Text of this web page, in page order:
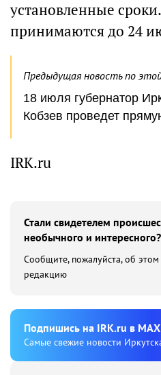
установленные
принимаются до 24
Предыдущая новость по
18 июля губернатор
Кобзев проведет
IRK.ru
Стали свидетелем
необычного и интересного?
Сообщите, пожалуйста, об этом
редакцию
Подпишиcь на IRK.ru в MAX
Cамые свежие новости